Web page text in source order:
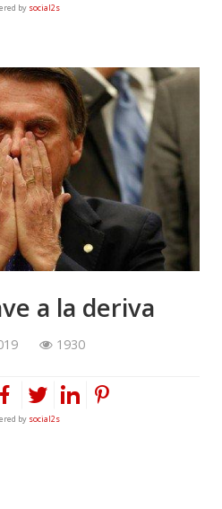
by social2s
a la deriva
1930
by social2s